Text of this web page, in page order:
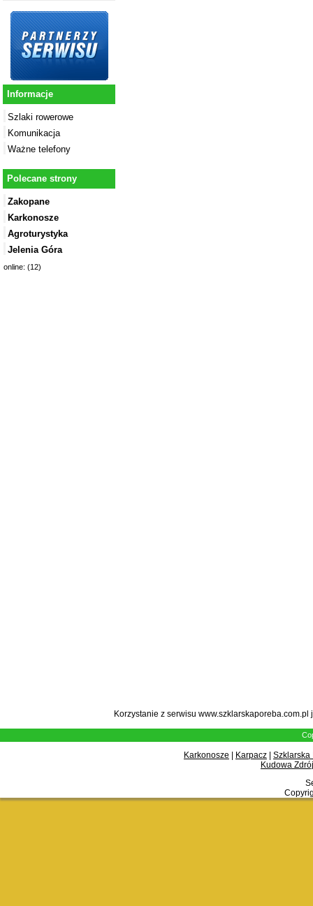
Informacje
Szlaki rowerowe
Komunikacja
Ważne telefony
Polecane strony
Zakopane
Karkonosze
Agroturystyka
Jelenia Góra
online: (12)
Korzystanie z serwisu
Karkonosze Karpacz
Szklarska
Kudowa